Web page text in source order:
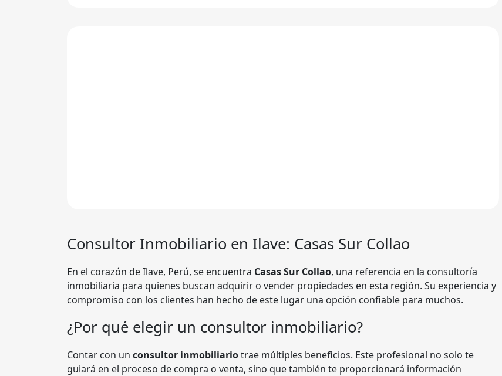
Consultor Inmobiliario en Ilave: Casas Sur Collao
En el corazón de Ilave, Perú, se encuentra Casas Sur Collao, una referencia en la consultoría
inmobiliaria para quienes buscan adquirir o vender propiedades en esta región. Su experiencia y
compromiso con los clientes han hecho de este lugar una opción confiable para muchos.
¿Por qué elegir un consultor inmobiliario?
Contar con un consultor inmobiliariotrae múltiples beneficios. Este profesional no solo te
guiará en el proceso de compra o venta, sino que también te proporcionará información